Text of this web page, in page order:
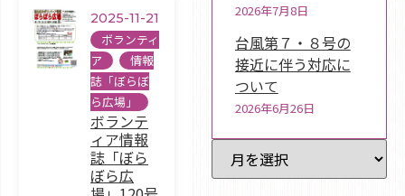
2026年7月8日
台風第７・８号の
接近に伴う対応に
ついて
2026年6月26日
過去記事一覧
2025-11-21
ボランティ
ア
,
情報
誌「ぼらぼ
ら広場」
ボランテ
ィア情報
誌「ぼら
ぼら広